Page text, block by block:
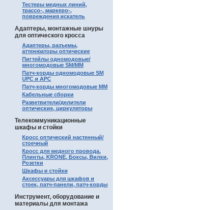
Тестеры медных линий,
трассо-, маркеро-,
повреждения искатель
Адаптеры, монтажные шнуры
для оптического кросса
Адаптеры, разъемы,
аттенюаторы оптические
Пигтейлы одномодовые/
многомодовые SM/MM
Патч-корды одномодовые SM
UPC и APC
Патч-корды многомодовые MM
Кабельные сборки
Разветвители/делители
оптические, циркуляторы
Телекоммуникационные
шкафы и стойки
Кросс оптический настенный/
стоечный
Кросс для медного провода.
Плинты, KRONE, Боксы, Вилки,
Розетки
Шкафы и стойки
Аксессуары для шкафов и
стоек, патч-панели, патч-корды
Инструмент, оборудование и
материалы для монтажа